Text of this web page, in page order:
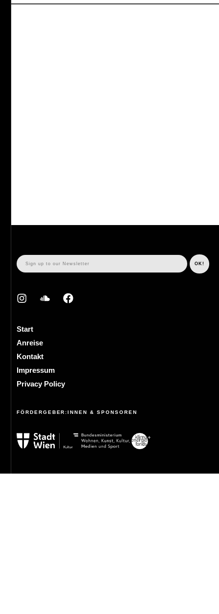
Start
Anreise
Kontakt
Impressum
Privacy Policy
FÖRDERGEBER:INNEN & SPONSOREN